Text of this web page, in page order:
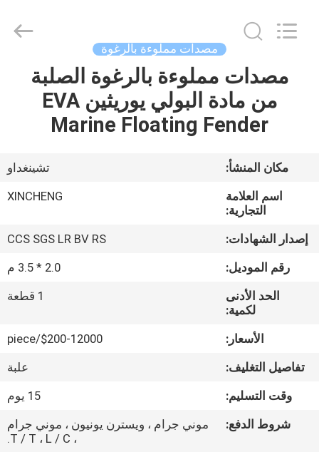
مسكن
منتجات
عرض
الواقع
الافتراضي
معلومات
في
المعمل
مراقبة
Rubber
Products
مصدات مملوءة بالرغوة
مصدات مملوءة بالرغوة الصلبة
من مادة البولي يوريثين EVA
Marine Floating Fender
مكان المنشأ:
تشينغداو
اسم العلامة
التجارية:
XINCHENG
إصدار الشهادات:
CCS SGS LR BV RS
رقم الموديل:
2.0 * 3.5 م
الحد الأدنى
لكمية:
1 قطعة
الأسعار:
$200-12000/piece
تفاصيل التغليف:
علبة
وقت التسليم:
15 يوم
شروط الدفع:
موني جرام ، ويسترن يونيون ، موني جرام
، T / T ، L / C.